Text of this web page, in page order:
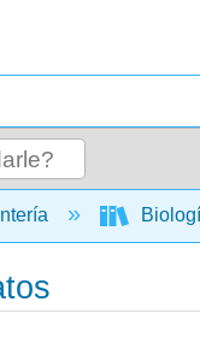
global